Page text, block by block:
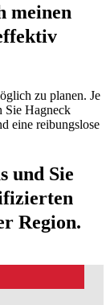
meinen
zu planen. Je
Sie Hagneck
eine reibungslose
und Sie
Region.